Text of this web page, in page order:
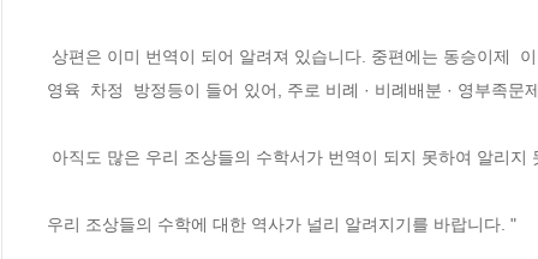
영육  차정  방정등이 들어 있어, 주로 비례 · 비례배분 · 영부족문
우리 조상들의 수학에 대한 역사가 널리 알려지기를 바랍니다. "